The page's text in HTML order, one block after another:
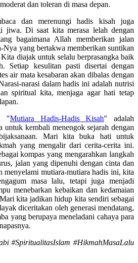
dan toleran di masa depan.
dan merenungi hadis kisah juga
jiwa. Di saat kita merasa lelah dengan
bagaimana Allah memberikan jalan
Nya yang bertakwa memberikan suntikan
diajak untuk selalu berprasangka baik
Setiap kesulitan pasti disertai dengan
air mata kesabaran akan dibalas dengan
narasi dalam hadis ini adalah nutrisi
spiritual kita, menjaga agar hati tetap
"Mutiara Hadis-Hadis Kisah" adalah
untuk kembali menengok sejarah dengan
Mari kita buka hati untuk
yang mengalir dari cerita-cerita ini.
kompas yang mengarahkan langkah
jalan yang dipenuhi dengan cinta dan
menyelami mutiara-mutiara hadis ini, kita
masa lalu, tetapi juga menjadi
menebarkan kebaikan dan kedamaian
kita jadikan hidup kita sendiri sebagai
diceritakan oleh generasi mendatang,
yang berupaya meneladani cahaya para
#SpiritualitasIslam #HikmahMasaLalu